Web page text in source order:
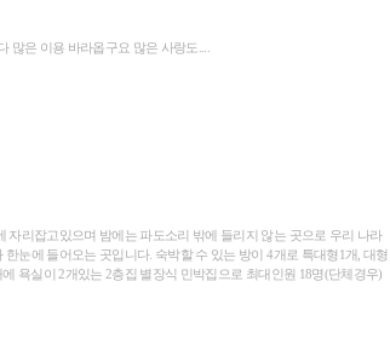
많은 이용 바라옵구요 많은 사랑도....
자리잡고있으며 밤에는 파도소리 밖에 들리지 않는 곳으로 우리 나라
눈에 들어오는 곳입니다. 숙박할 수 있는 방이 4개로 특대형1개, 대형
욕실이 2개있는 2층집 별장식 민박집으로 최대인원 18명(단체경우)